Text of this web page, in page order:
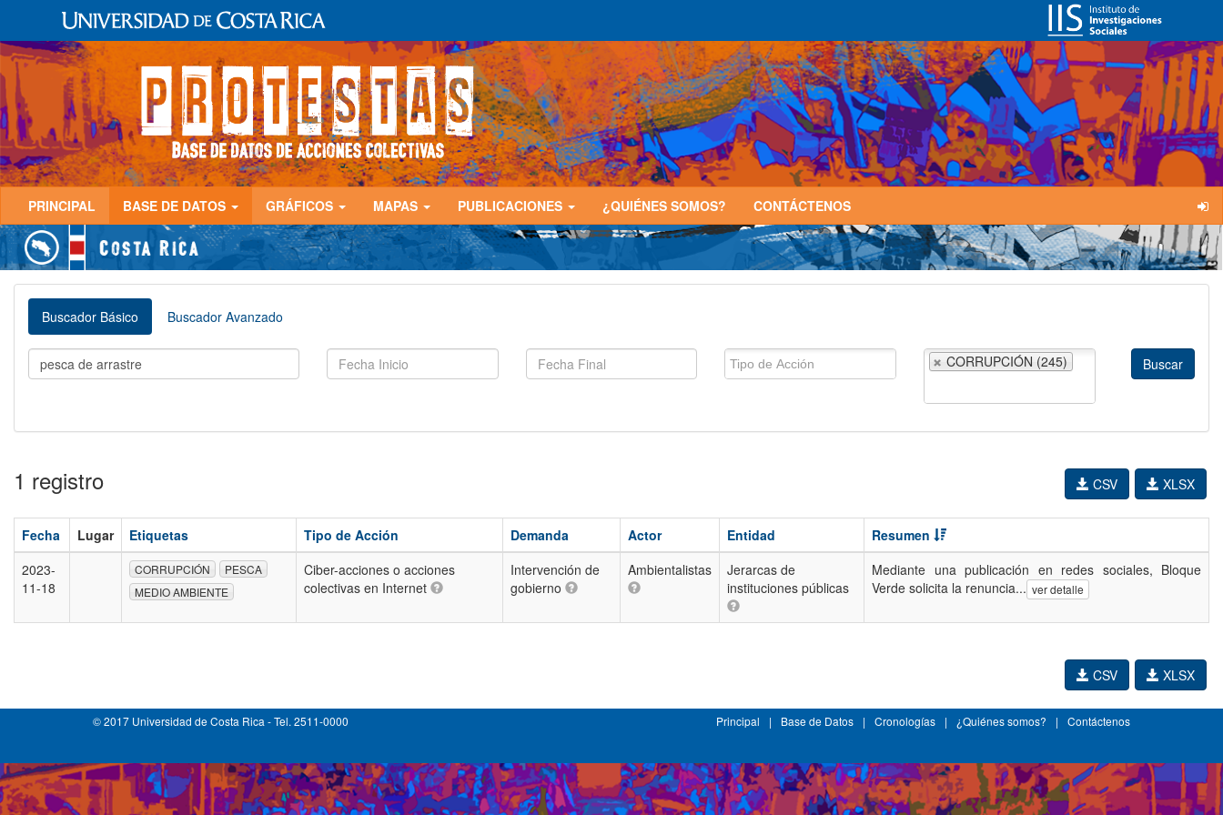
PRINCIPAL BASE DE DATOS GRÁFICOS MAPAS PUBLICACIONES ¿QUIÉNES SOMOS? CONTÁCTENOS
Buscador Básico Buscador Avanzado
CORRUPCIÓN (245)
1 registro XLSX
CSV
Fecha Lugar Etiquetas Tipo de Acción Demanda Actor Entidad
Resumen
2023-
11-18
CORRUPCIÓN
PESCA
MEDIO AMBIENTE
Ciber-acciones o acciones
colectivas en Internet
Intervención de
gobierno
Ambientalistas
Jerarcas de
instituciones públicas
Mediante una publicación en redes sociales, Bloque
Verde solicita la renuncia... ver detalle
XLSX
CSV
© 2017 Universidad de Costa Rica - Tel. 2511-0000 Principal | Base de Datos | Cronologías | ¿Quiénes somos? | Contáctenos